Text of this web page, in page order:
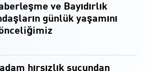
ve Bayıdırlık
günlük yaşamını
hırsızlık suçundan